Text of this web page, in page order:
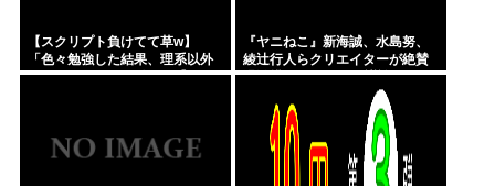
【スクリプト負けてて草w】
「色々勉強した結果、理系以外
はエラー品だと気付いた【ガ
『ヤニねこ』新海誠、水島努、
綾辻行人らクリエイターが絶賛
過激描写はBPOでも議論に